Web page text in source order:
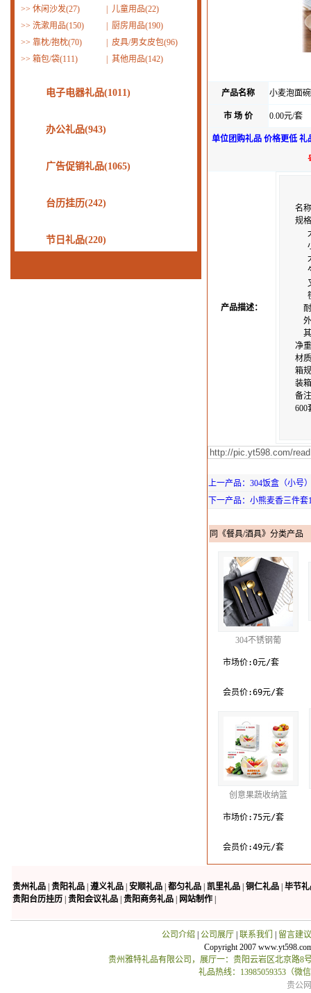
产品名称 小麦泡面碗
市 场 价 0.00元/套
单位团购礼品 价格更低 礼
产品描述：
名
规
大
勺
叉
耐
外
其
净
材
箱
装
备
600
上一产品：304饭盒（小号
下一产品：小熊麦香三件套
同《餐具/酒具》分类产品
304不锈钢葡
市场价:0元/套
会员价:69元/套
创意果蔬收纳篮
市场价:75元/套
会员价:49元/套
>> 休闲沙发(27)
儿童用品(22)
>> 洗漱用品(150)
厨房用品(190)
>> 靠枕/抱枕(70)
皮具/男女皮包(96)
>> 箱包/袋(111) 其他用品(142)
电子电器礼品(1011)
办公礼品(943)
广告促销礼品(1065)
台历挂历(242)
节日礼品(220)
贵州礼品 贵阳礼品 遵义礼品 安顺礼品 都匀礼品 凯里礼品 铜仁礼品 毕节
贵阳台历挂历 贵阳会议礼品 贵阳商务礼品 网站制作
公司介绍 公司展厅| 联系我们
留言建议
Copyright 2007
贵州雅特礼品有限公司，展厅一：贵阳云岩区北京路8
礼品热线：13985059353（微
贵公